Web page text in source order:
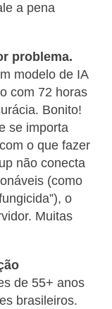
a pena
problema.
modelo de IA
com 72 horas
Bonito!
se importa
o que fazer
não conecta
(como
o
Muitas
de 55+ anos
brasileiros.